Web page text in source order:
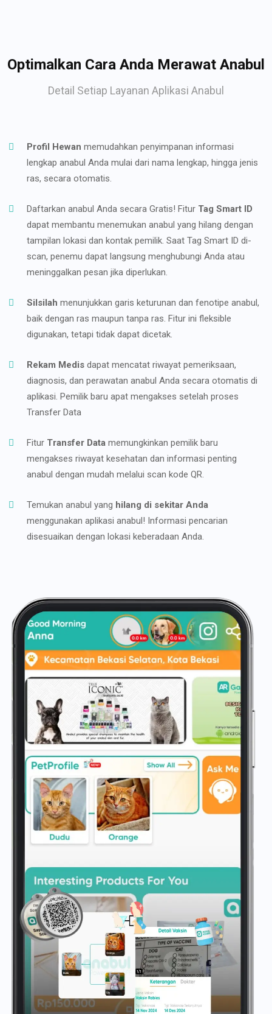
Optimalkan Cara Anda Merawat Anabul
Detail Setiap Layanan Aplikasi Anabul
Profil Hewan memudahkan penyimpanan informasi
lengkap anabul Anda mulai dari nama lengkap, hingga jenis
ras, secara otomatis.
Daftarkan anabul Anda secara Gratis! Fitur Tag Smart ID
dapat membantu menemukan anabul yang hilang dengan
tampilan lokasi dan kontak pemilik. Saat Tag Smart ID di-
scan, penemu dapat langsung menghubungi Anda atau
meninggalkan pesan jika diperlukan.
Silsilah menunjukkan garis keturunan dan fenotipe anabul,
baik dengan ras maupun tanpa ras. Fitur ini fleksible
digunakan, tetapi tidak dapat dicetak.
Rekam Medis dapat mencatat riwayat pemeriksaan,
diagnosis, dan perawatan anabul Anda secara otomatis di
aplikasi. Pemilik baru apat mengakses setelah proses
Transfer Data
Fitur Transfer Data memungkinkan pemilik baru
mengakses riwayat kesehatan dan informasi penting
anabul dengan mudah melalui scan kode QR.
Temukan anabul yang hilang di sekitar Anda
menggunakan aplikasi anabul! Informasi pencarian
disesuaikan dengan lokasi keberadaan Anda.